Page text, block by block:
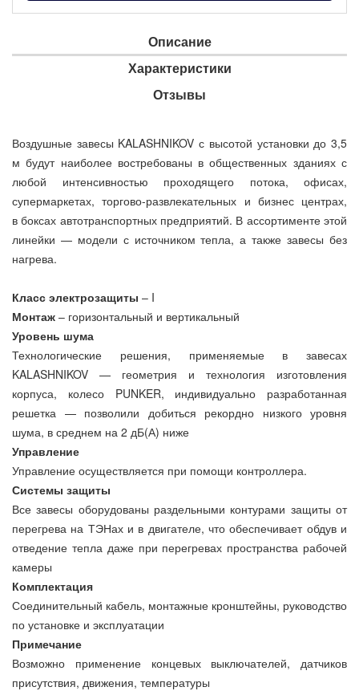
Описание
Характеристики
Отзывы
Воздушные завесы KALASHNIKOV с высотой установки до 3,5
м будут наиболее востребованы в общественных зданиях с
любой интенсивностью проходящего потока, офисах,
супермаркетах, торгово-развлекательных и бизнес центрах,
в боксах автотранспортных предприятий. В ассортименте этой
линейки — модели с источником тепла, а также завесы без
нагрева.
Класс электрозащиты – I
Монтаж – горизонтальный и вертикальный
Уровень шума
Технологические решения, применяемые в завесах
KALASHNIKOV — геометрия и технология изготовления
корпуса, колесо PUNKER, индивидуально разработанная
решетка — позволили добиться рекордно низкого уровня
шума, в среднем на 2 дБ(А) ниже
Управление
Управление осуществляется при помощи контроллера.
Системы защиты
Все завесы оборудованы раздельными контурами защиты от
перегрева на ТЭНах и в двигателе, что обеспечивает обдув и
отведение тепла даже при перегревах пространства рабочей
камеры
Комплектация
Соединительный кабель, монтажные кронштейны, руководство
по установке и эксплуатации
Примечание
Возможно применение концевых выключателей, датчиков
присутствия, движения, температуры